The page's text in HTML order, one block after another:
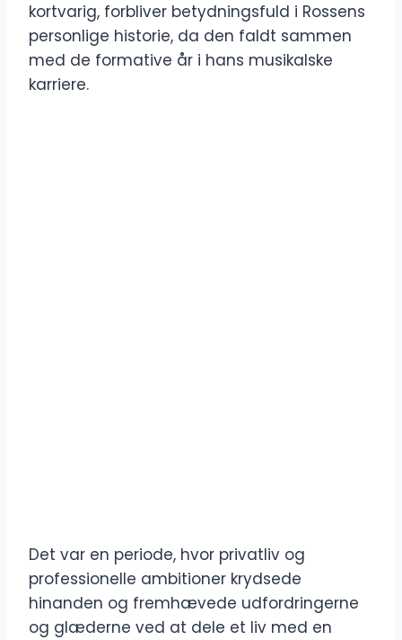
kortvarig, forbliver betydningsfuld i Rossens
personlige historie, da den faldt sammen
med de formative år i hans musikalske
karriere.
Det var en periode, hvor privatliv og
professionelle ambitioner krydsede
hinanden og fremhævede udfordringerne
og glæderne ved at dele et liv med en